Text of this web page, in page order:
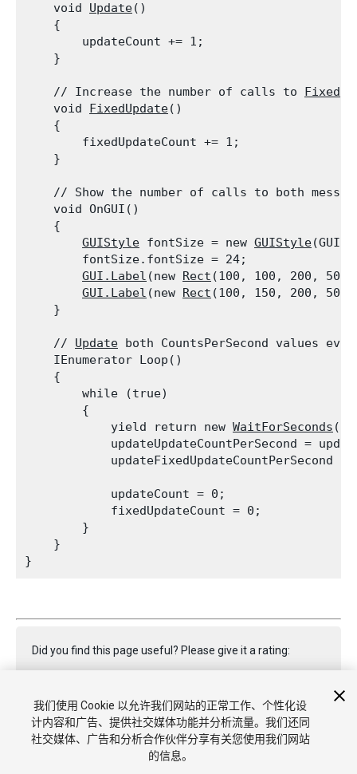
    void
Update()
    {
        updateCount += 1;
    }
    // Increase the number of calls to
    void
FixedUpdate()
    {
        fixedUpdateCount += 1;
    }
// Show the number of calls to both
    void OnGUI()
    {
GUIStyle fontSize = new GUIStyle
        fontSize.fontSize = 24;
GUI.Label (new Rect (100, 100, 200,
GUI.Label (new Rect (100, 150, 200,
    }
    //
Update both CountsPerSecond values
    IEnumerator Loop()
    {
        while (true)
        {
            yield return new
WaitForSeconds
updateUpdateCountPerSecond =
updateFixedUpdateCountPerSecond =
            updateCount = 0;
            fixedUpdateCount = 0;
        }
    }
Did you find this page useful? Please give it a rating:
Report a problem on this page
我们使用 Cookie 以允许我们网站的正常工作、个性化设
计内容和广告、提供社交媒体功能并分析流量。我们还同
社交媒体、广告和分析合作伙伴分享有关您使用我们网站
的信息。